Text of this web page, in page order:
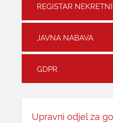
REGISTAR
JAVNA NABAVA
GDPR
Upravni odjel za